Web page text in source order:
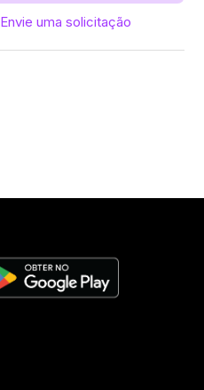
Envie uma solicitação